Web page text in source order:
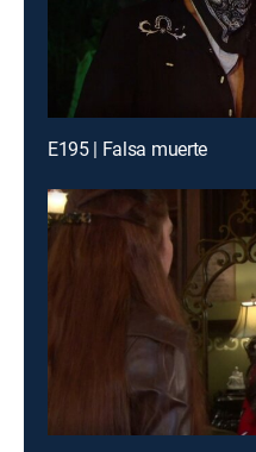
E195 | Falsa muerte